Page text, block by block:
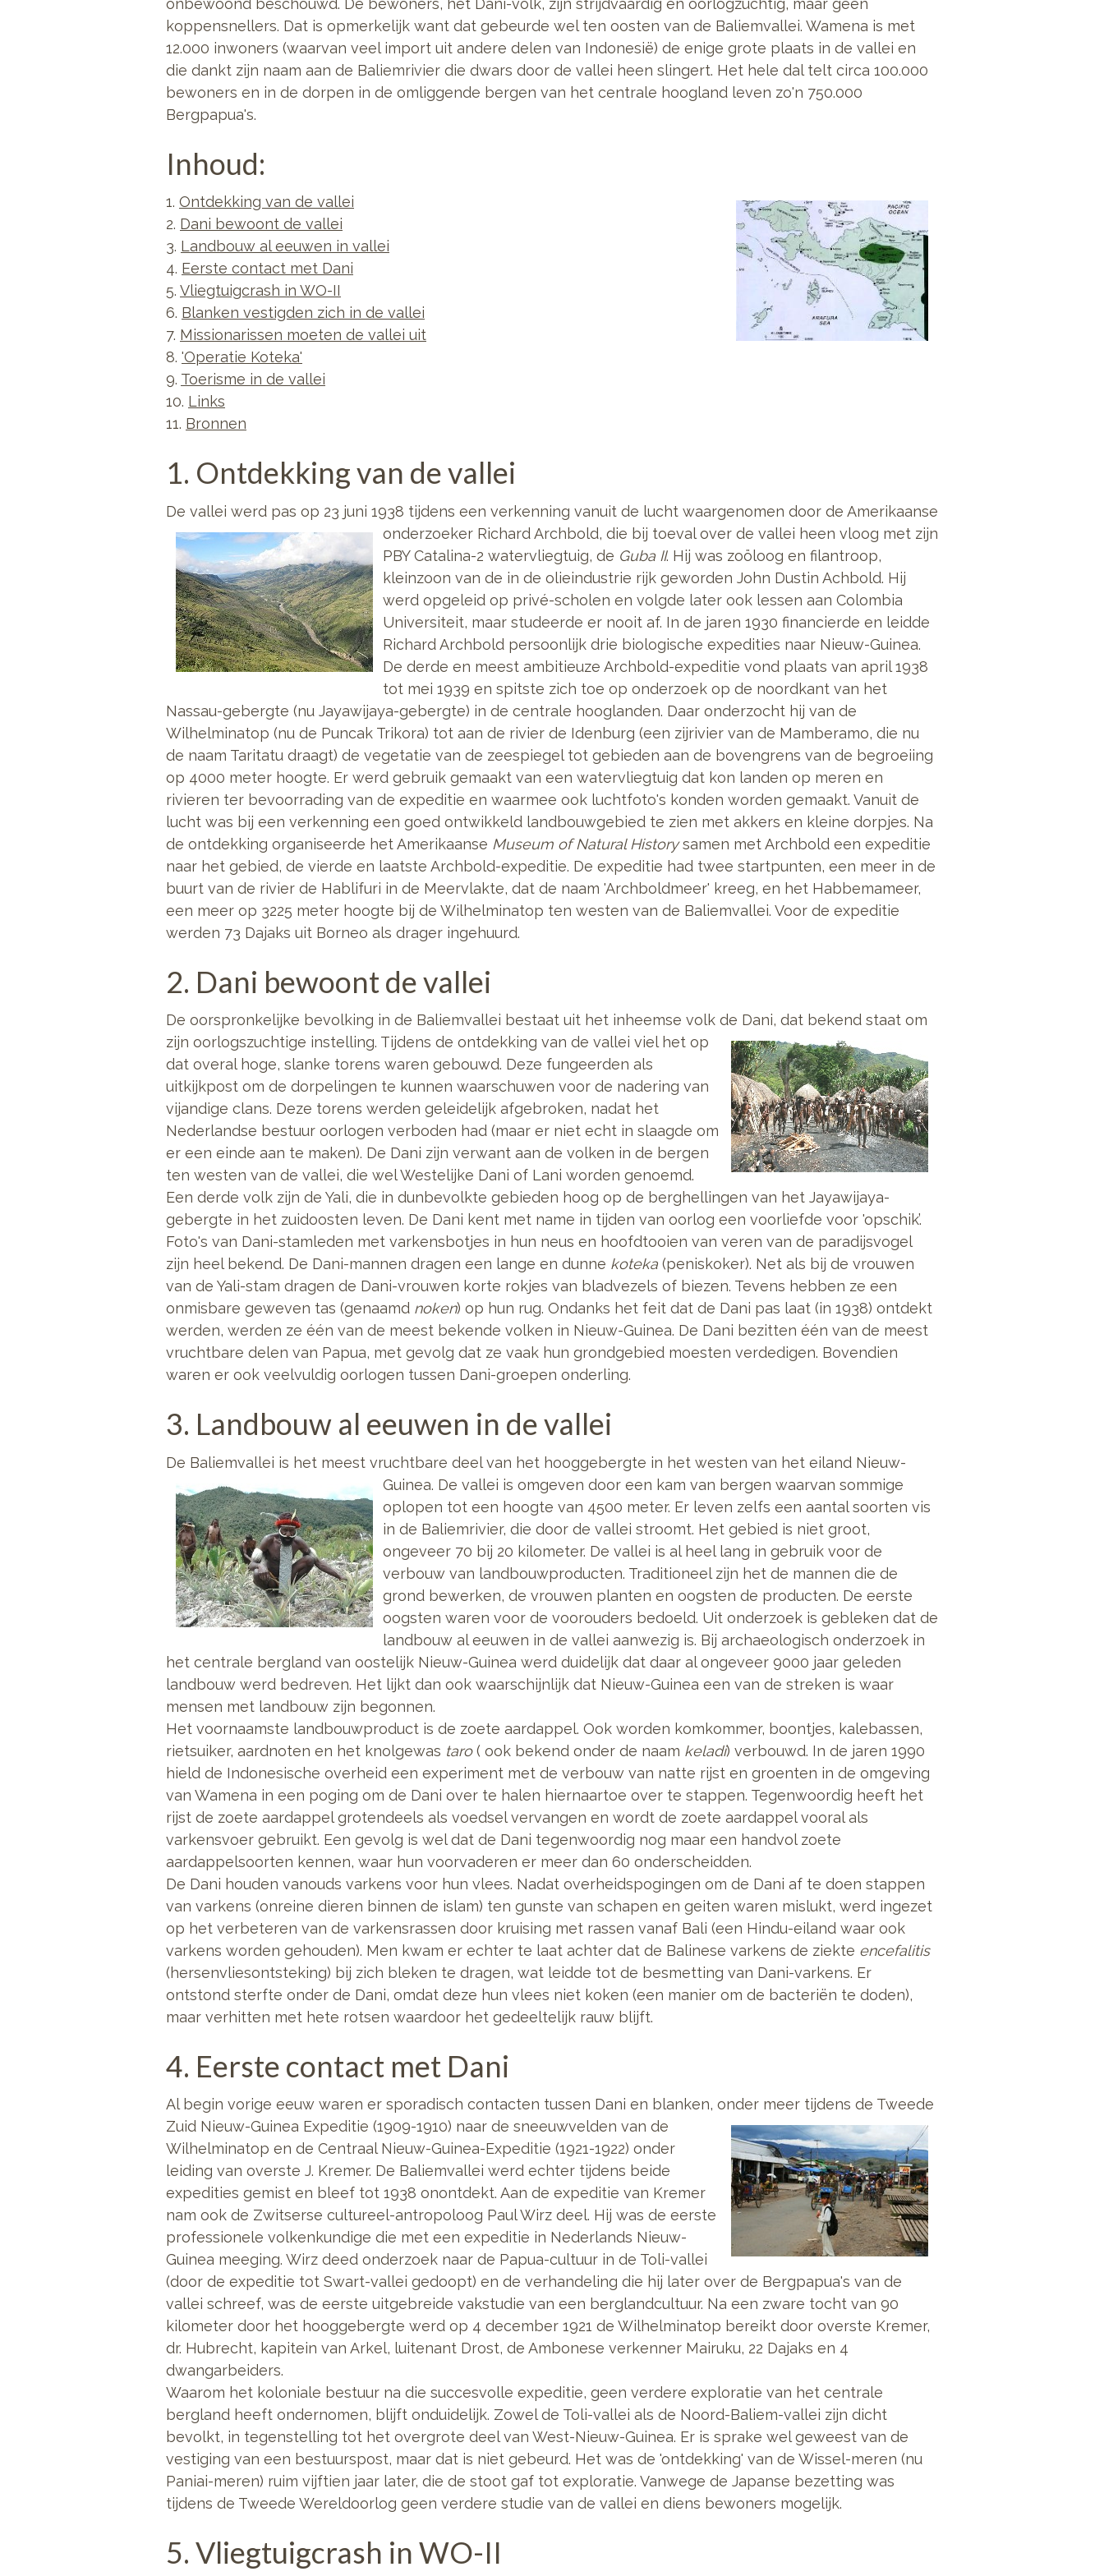
onbewoond beschouwd. De bewoners, het Dani-volk, zijn strijdvaardig en oorlogzuchtig, maar geen
koppensnellers. Dat is opmerkelijk want dat gebeurde wel ten oosten van de Baliemvallei. Wamena is met
12.000 inwoners (waarvan veel import uit andere delen van Indonesië) de enige grote plaats in de vallei en
die dankt zijn naam aan de Baliemrivier die dwars door de vallei heen slingert. Het hele dal telt circa 100.000
bewoners en in de dorpen in de omliggende bergen van het centrale hoogland leven zo'n 750.000
Bergpapua's.
Inhoud:
1. Ontdekking van de vallei
2. Dani bewoont de vallei
3. Landbouw al eeuwen in vallei
4. Eerste contact met Dani
5. Vliegtuigcrash in WO-II
6. Blanken vestigden zich in de vallei
7. Missionarissen moeten de vallei uit
8. 'Operatie Koteka'
9. Toerisme in de vallei
10. Links
11. Bronnen
1. Ontdekking van de vallei
De vallei werd pas op 23 juni 1938 tijdens een verkenning vanuit de lucht waargenomen door de Amerikaanse
onderzoeker Richard Archbold, die bij toeval over de vallei heen vloog met zijn
PBY Catalina-2 watervliegtuig, de Guba II. Hij was zoöloog en filantroop,
kleinzoon van de in de olieindustrie rijk geworden John Dustin Achbold. Hij
werd opgeleid op privé-scholen en volgde later ook lessen aan Colombia
Universiteit, maar studeerde er nooit af. In de jaren 1930 financierde en leidde
Richard Archbold persoonlijk drie biologische expedities naar Nieuw-Guinea.
De derde en meest ambitieuze Archbold-expeditie vond plaats van april 1938
tot mei 1939 en spitste zich toe op onderzoek op de noordkant van het
Nassau-gebergte (nu Jayawijaya-gebergte) in de centrale hooglanden. Daar onderzocht hij van de
Wilhelminatop (nu de Puncak Trikora) tot aan de rivier de Idenburg (een zijrivier van de Mamberamo, die nu
de naam Taritatu draagt) de vegetatie van de zeespiegel tot gebieden aan de bovengrens van de begroeiing
op 4000 meter hoogte. Er werd gebruik gemaakt van een watervliegtuig dat kon landen op meren en
rivieren ter bevoorrading van de expeditie en waarmee ook luchtfoto's konden worden gemaakt. Vanuit de
lucht was bij een verkenning een goed ontwikkeld landbouwgebied te zien met akkers en kleine dorpjes. Na
de ontdekking organiseerde het Amerikaanse Museum of Natural Historysamen met Archbold een expeditie
naar het gebied, de vierde en laatste Archbold-expeditie. De expeditie had twee startpunten, een meer in de
buurt van de rivier de Hablifuri in de Meervlakte, dat de naam 'Archboldmeer' kreeg, en het Habbemameer,
een meer op 3225 meter hoogte bij de Wilhelminatop ten westen van de Baliemvallei. Voor de expeditie
werden 73 Dajaks uit Borneo als drager ingehuurd.
2. Dani bewoont de vallei
De oorspronkelijke bevolking in de Baliemvallei bestaat uit het inheemse volk de Dani, dat bekend staat om
zijn oorlogszuchtige instelling. Tijdens de ontdekking van de vallei viel het op
dat overal hoge, slanke torens waren gebouwd. Deze fungeerden als
uitkijkpost om de dorpelingen te kunnen waarschuwen voor de nadering van
vijandige clans. Deze torens werden geleidelijk afgebroken, nadat het
Nederlandse bestuur oorlogen verboden had (maar er niet echt in slaagde om
er een einde aan te maken). De Dani zijn verwant aan de volken in de bergen
ten westen van de vallei, die wel Westelijke Dani of Lani worden genoemd.
Een derde volk zijn de Yali, die in dunbevolkte gebieden hoog op de berghellingen van het Jayawijaya-
gebergte in het zuidoosten leven. De Dani kent met name in tijden van oorlog een voorliefde voor 'opschik’.
Foto's van Dani-stamleden met varkensbotjes in hun neus en hoofdtooien van veren van de paradijsvogel
zijn heel bekend. De Dani-mannen dragen een lange en dunne koteka (peniskoker). Net als bij de vrouwen
van de Yali-stam dragen de Dani-vrouwen korte rokjes van bladvezels of biezen. Tevens hebben ze een
onmisbare geweven tas (genaamd noken) op hun rug. Ondanks het feit dat de Dani pas laat (in 1938) ontdekt
werden, werden ze één van de meest bekende volken in Nieuw-Guinea. De Dani bezitten één van de meest
vruchtbare delen van Papua, met gevolg dat ze vaak hun grondgebied moesten verdedigen. Bovendien
waren er ook veelvuldig oorlogen tussen Dani-groepen onderling.
3. Landbouw al eeuwen in de vallei
De Baliemvallei is het meest vruchtbare deel van het hooggebergte in het westen van het eiland Nieuw-
Guinea. De vallei is omgeven door een kam van bergen waarvan sommige
oplopen tot een hoogte van 4500 meter. Er leven zelfs een aantal soorten vis
in de Baliemrivier, die door de vallei stroomt. Het gebied is niet groot,
ongeveer 70 bij 20 kilometer. De vallei is al heel lang in gebruik voor de
verbouw van landbouwproducten. Traditioneel zijn het de mannen die de
grond bewerken, de vrouwen planten en oogsten de producten. De eerste
oogsten waren voor de voorouders bedoeld. Uit onderzoek is gebleken dat de
landbouw al eeuwen in de vallei aanwezig is. Bij archaeologisch onderzoek in
het centrale bergland van oostelijk Nieuw-Guinea werd duidelijk dat daar al ongeveer 9000 jaar geleden
landbouw werd bedreven. Het lijkt dan ook waarschijnlijk dat Nieuw-Guinea een van de streken is waar
mensen met landbouw zijn begonnen.
Het voornaamste landbouwproduct is de zoete aardappel. Ook worden komkommer, boontjes, kalebassen,
rietsuiker, aardnoten en het knolgewas taro( ook bekend onder de naam keladi) verbouwd. In de jaren 1990
hield de Indonesische overheid een experiment met de verbouw van natte rijst en groenten in de omgeving
van Wamena in een poging om de Dani over te halen hiernaartoe over te stappen. Tegenwoordig heeft het
rijst de zoete aardappel grotendeels als voedsel vervangen en wordt de zoete aardappel vooral als
varkensvoer gebruikt. Een gevolg is wel dat de Dani tegenwoordig nog maar een handvol zoete
aardappelsoorten kennen, waar hun voorvaderen er meer dan 60 onderscheidden.
De Dani houden vanouds varkens voor hun vlees. Nadat overheidspogingen om de Dani af te doen stappen
van varkens (onreine dieren binnen de islam) ten gunste van schapen en geiten waren mislukt, werd ingezet
op het verbeteren van de varkensrassen door kruising met rassen vanaf Bali (een Hindu-eiland waar ook
varkens worden gehouden). Men kwam er echter te laat achter dat de Balinese varkens de ziekte encefalitis
(hersenvliesontsteking) bij zich bleken te dragen, wat leidde tot de besmetting van Dani-varkens. Er
ontstond sterfte onder de Dani, omdat deze hun vlees niet koken (een manier om de bacteriën te doden),
maar verhitten met hete rotsen waardoor het gedeeltelijk rauw blijft.
4. Eerste contact met Dani
Al begin vorige eeuw waren er sporadisch contacten tussen Dani en blanken, onder meer tijdens de Tweede
Zuid Nieuw-Guinea Expeditie (1909-1910) naar de sneeuwvelden van de
Wilhelminatop en de Centraal Nieuw-Guinea-Expeditie (1921-1922) onder
leiding van overste J. Kremer. De Baliemvallei werd echter tijdens beide
expedities gemist en bleef tot 1938 onontdekt. Aan de expeditie van Kremer
nam ook de Zwitserse cultureel-antropoloog Paul Wirz deel. Hij was de eerste
professionele volkenkundige die met een expeditie in Nederlands Nieuw-
Guinea meeging. Wirz deed onderzoek naar de Papua-cultuur in de Toli-vallei
(door de expeditie tot Swart-vallei gedoopt) en de verhandeling die hij later over de Bergpapua's van de
vallei schreef, was de eerste uitgebreide vakstudie van een berglandcultuur. Na een zware tocht van 90
kilometer door het hooggebergte werd op 4 december 1921 de Wilhelminatop bereikt door overste Kremer,
dr. Hubrecht, kapitein van Arkel, luitenant Drost, de Ambonese verkenner Mairuku, 22 Dajaks en 4
dwangarbeiders.
Waarom het koloniale bestuur na die succesvolle expeditie, geen verdere exploratie van het centrale
bergland heeft ondernomen, blijft onduidelijk. Zowel de Toli-vallei als de Noord-Baliem-vallei zijn dicht
bevolkt, in tegenstelling tot het overgrote deel van West-Nieuw-Guinea. Er is sprake wel geweest van de
vestiging van een bestuurspost, maar dat is niet gebeurd. Het was de 'ontdekking' van de Wissel-meren (nu
Paniai-meren) ruim vijftien jaar later, die de stoot gaf tot exploratie. Vanwege de Japanse bezetting was
tijdens de Tweede Wereldoorlog geen verdere studie van de vallei en diens bewoners mogelijk.
5. Vliegtuigcrash in WO-II